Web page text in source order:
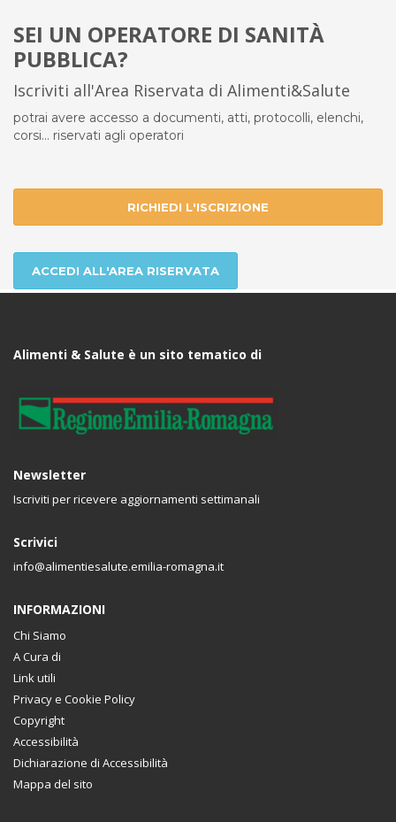
SEI UN OPERATORE DI SANITÀ
PUBBLICA?
Iscriviti all'Area Riservata di Alimenti&Salute
potrai avere accesso a documenti, atti, protocolli, elenchi,
corsi... riservati agli operatori
RICHIEDI L'ISCRIZIONE
ACCEDI ALL'AREA RISERVATA
Alimenti & Salute è un sito tematico di
Newsletter
Iscriviti per ricevere aggiornamenti settimanali
Scrivici
info@alimentiesalute.emilia-romagna.it
INFORMAZIONI
Chi Siamo
A Cura di
Link utili
Privacy e Cookie Policy
Copyright
Accessibilità
Dichiarazione di Accessibilità
Mappa del sito